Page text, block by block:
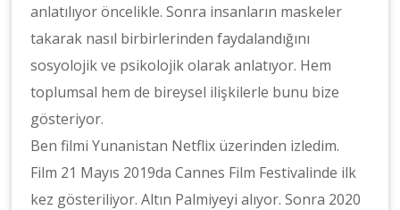
anlatılıyor öncelikle. Sonra insanların maskeler
takarak nasıl birbirlerinden faydalandığını
sosyolojik ve psikolojik olarak anlatıyor. Hem
toplumsal hem de bireysel ilişkilerle bunu bize
gösteriyor.
Ben filmi Yunanistan Netflix üzerinden izledim.
Film 21 Mayıs 2019da Cannes Film Festivalinde ilk
kez gösteriliyor. Altın Palmiyeyi alıyor. Sonra 2020